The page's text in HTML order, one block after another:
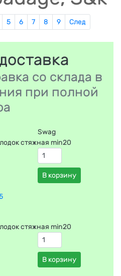
5 6 7 8 9 След
со склада в
при полной
Swag
стяжная min20
В корзину
стяжная min20
В корзину